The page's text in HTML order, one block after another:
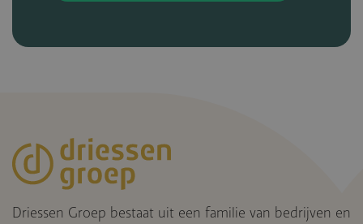
Driessen Groep bestaat uit een familie van bedrijven en